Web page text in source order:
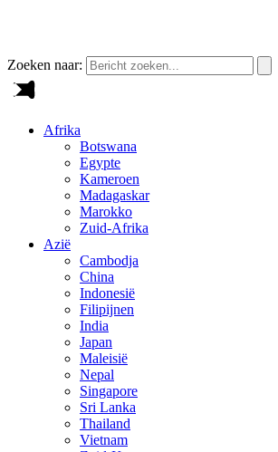
Zoeken naar:
Afrika
Botswana
Egypte
Kameroen
Madagaskar
Marokko
Zuid-Afrika
Azië
Cambodja
China
Indonesië
Filipijnen
India
Japan
Maleisië
Nepal
Singapore
Sri Lanka
Thailand
Vietnam